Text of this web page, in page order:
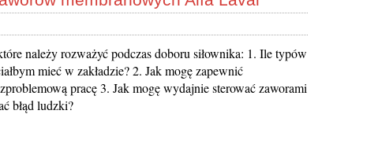
należy rozważyć podczas doboru siłownika: 1. Ile typów
mieć w zakładzie? 2. Jak mogę zapewnić
pracę 3. Jak mogę wydajnie sterować zaworami
błąd ludzki?